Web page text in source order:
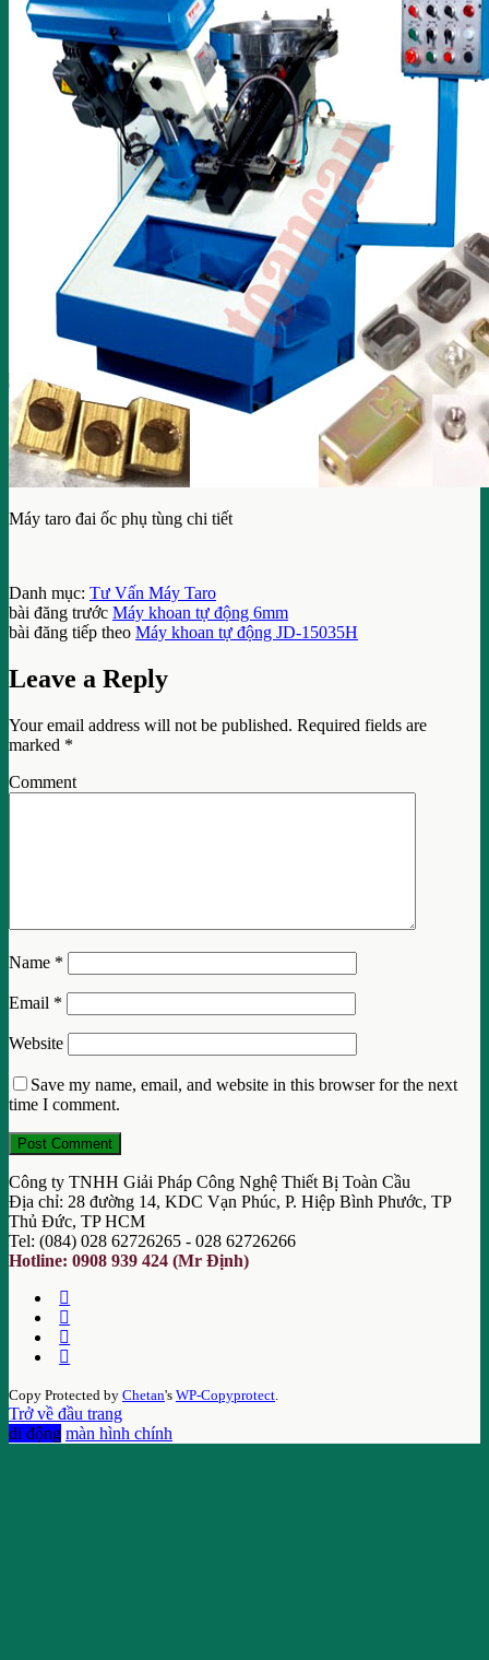
Máy taro đai ốc phụ tùng chi tiết
Danh mục: Tư Vấn Máy Taro
bài đăng trước Máy khoan tự động 6mm
bài đăng tiếp theo Máy khoan tự động JD-15035H
Leave a Reply
Your email address will not be published. Required fields are
marked *
Comment
Name *
Email *
Website
Save my name, email, and website in this browser for the next
time I comment.
Công ty TNHH Giải Pháp Công Nghệ Thiết Bị Toàn Cầu
Địa chỉ: 28 đường 14, KDC Vạn Phúc, P. Hiệp Bình Phước, TP
Thủ Đức, TP HCM
Tel: (084) 028 62726265 - 028 62726266
Hotline: 0908 939 424 (Mr Định)
Copy Protected by Chetan's WP-Copyprotect
Trở về đầu trang
di động màn hình chính